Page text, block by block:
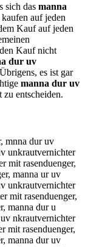
sich das manna
kaufen auf jeden
Kauf auf jeden
Kauf nicht
dur uv
es ist gar
manna dur uv
zu entscheiden.
manna sur uv unkrautvernichter mit rasenduenger, manna wur uv unkrautvernichter mit rasenduenger, manna eur uv unkrautvernichter mit rasenduenger, manna rur uv unkrautvernichter mit rasenduenger, manna fur uv unkrautvernichter mit rasenduenger, manna vur uv unkrautvernichter mit rasenduenger, manna cur uv unkrautvernichter mit rasenduenger, manna dyr uv unkrautvernichter mit rasenduenger, manna dhr uv unkrautvernichter mit rasenduenger, manna djr uv unkrautvernichter mit rasenduenger, manna dkr uv unkrautvernichter mit rasenduenger, manna dir uv unkrautvernichter mit rasenduenger, manna d7r uv unkrautvernichter mit rasenduenger, manna d8r uv unkrautvernichter mit rasenduenger, manna due uv unkrautvernichter mit rasenduenger, manna dud uv unkrautvernichter mit rasenduenger, manna duf uv unkrautvernichter mit rasenduenger, manna dug uv unkrautvernichter mit rasenduenger, manna dut uv unkrautvernichter mit rasenduenger, manna du4 uv unkrautvernichter mit rasenduenger, manna du5 uv unkrautvernichter mit rasenduenger, manna dur yv unkrautvernichter mit rasenduenger, manna dur hv unkrautvernichter mit rasenduenger, manna dur jv unkrautvernichter mit rasenduenger, manna dur kv unkrautvernichter mit rasenduenger, manna dur iv unkrautvernichter mit rasenduenger, manna dur 7v unkrautvernichter mit rasenduenger, manna dur 8v unkrautvernichter mit rasenduenger, manna dur u unkrautvernichter mit rasenduenger, manna dur uc unkrautvernichter mit rasenduenger, manna dur ud unkrautvernichter mit rasenduenger, manna dur uf unkrautvernichter mit rasenduenger, manna dur ug unkrautvernichter mit rasenduenger, manna dur ub unkrautvernichter mit rasenduenger, manna dur uv ynkrautvernichter mit rasenduenger, manna dur uv hnkrautvernichter mit rasenduenger, manna dur uv jnkrautvernichter mit rasenduenger, manna dur uv knkrautvernichter mit rasenduenger, manna dur uv inkrautvernichter mit rasenduenger, manna dur uv 7nkrautvernichter mit rasenduenger, manna dur uv 8nkrautvernichter mit rasenduenger, manna dur uv u krautvernichter mit rasenduenger, manna dur uv ubkrautvernichter mit rasenduenger, manna dur uv ugkrautvernichter mit rasenduenger, manna d